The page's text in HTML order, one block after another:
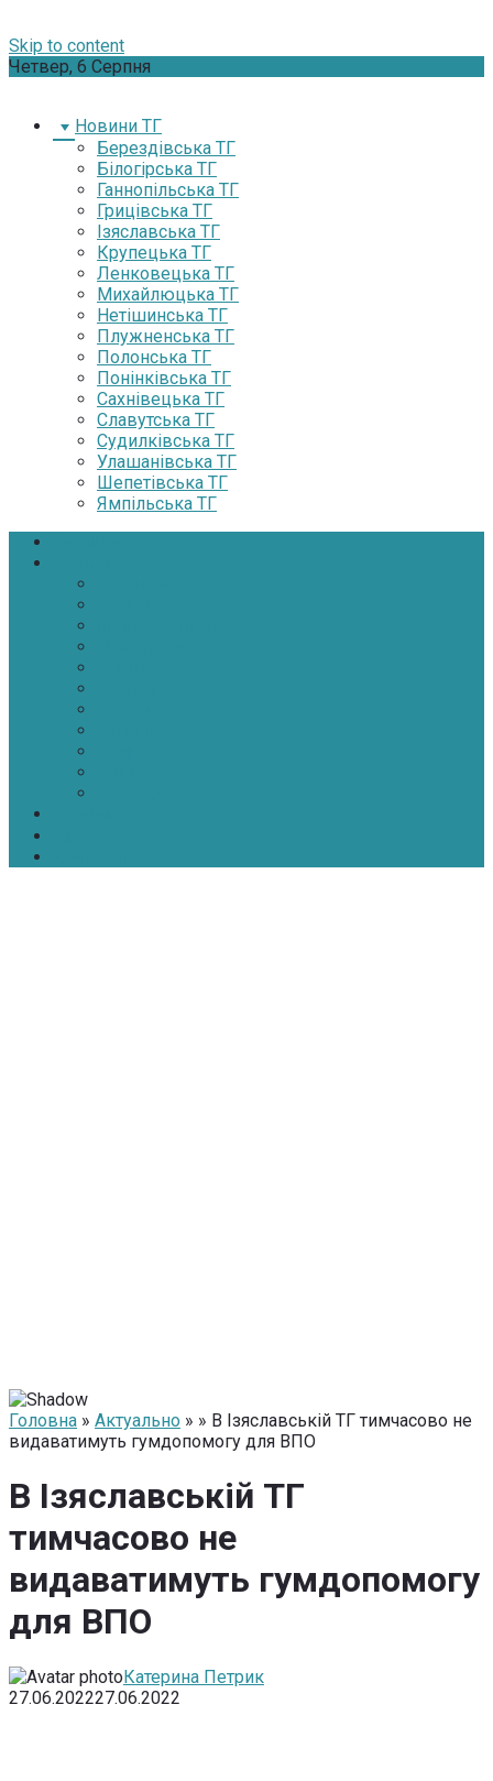
Skip to content
Четвер, 6 Серпня
Новини ТГ
Берездівська ТГ
Білогірська ТГ
Ганнопільська ТГ
Грицівська ТГ
Ізяславська ТГ
Крупецька ТГ
Ленковецька ТГ
Михайлюцька ТГ
Нетішинська ТГ
Плужненська ТГ
Полонська ТГ
Понінківська ТГ
Сахнівецька ТГ
Славутська ТГ
Судилківська ТГ
Улашанівська ТГ
Шепетівська ТГ
Ямпільська ТГ
Головна » Актуально » » В Ізяславській ТГ тимчасово не
видаватимуть гумдопомогу для ВПО
В Ізяславській ТГ
тимчасово не
видаватимуть гумдопомогу
для ВПО
Катерина Петрик
27.06.202227.06.2022